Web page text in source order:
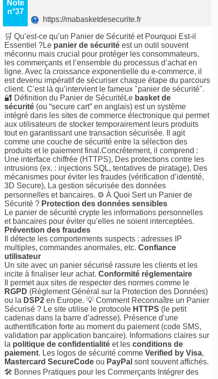
Note
n°37
https://mabasketdesecurite.fr
🛒 Qu’est-ce qu’un Panier de Sécurité et Pourquoi Est-il
Essentiel ?Le panier de sécurité est un outil souvent
méconnu mais crucial pour protéger les consommateurs,
les commerçants et l’ensemble du processus d’achat en
ligne. Avec la croissance exponentielle du e-commerce, il
est devenu impératif de sécuriser chaque étape du parcours
client. C’est là qu’intervient le fameux "panier de sécurité".
🔐 Définition du Panier de SécuritéLe basket de
sécurité (ou “secure cart” en anglais) est un système
intégré dans les sites de commerce électronique qui permet
aux utilisateurs de stocker temporairement leurs produits
tout en garantissant une transaction sécurisée. Il agit
comme une couche de sécurité entre la sélection des
produits et le paiement final.Concrètement, il comprend :
Une interface chiffrée (HTTPS), Des protections contre les
intrusions (ex. : injections SQL, tentatives de piratage), Des
mécanismes pour éviter les fraudes (vérification d’identité,
3D Secure), La gestion sécurisée des données
personnelles et bancaires. ⚙️ À Quoi Sert un Panier de
Sécurité ? Protection des données sensibles
Le panier de sécurité crypte les informations personnelles
et bancaires pour éviter qu’elles ne soient interceptées.
Prévention des fraudes
Il détecte les comportements suspects : adresses IP
multiples, commandes anormales, etc.Confiance
utilisateur
Un site avec un panier sécurisé rassure les clients et les
incite à finaliser leur achat.Conformité réglementaire
Il permet aux sites de respecter des normes comme le
RGPD (Règlement Général sur la Protection des Données)
ou la DSP2 en Europe. 💡 Comment Reconnaître un Panier
Sécurisé ? Le site utilise le protocole HTTPS (le petit
cadenas dans la barre d’adresse). Présence d’une
authentification forte au moment du paiement (code SMS,
validation par application bancaire). Informations claires sur
la politique de confidentialité et lesconditions de
paiement. Les logos de sécurité commeVerified by Visa,
Mastercard SecureCode ou PayPal sont souvent affichés.
🛠️ Bonnes Pratiques pour les Commerçants Intégrer des